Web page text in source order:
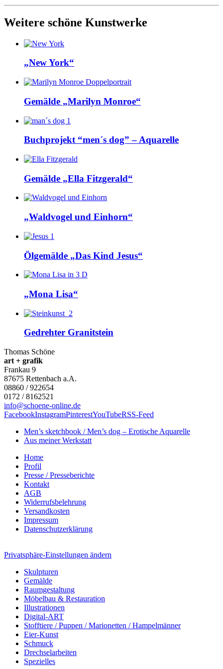
Weitere schöne Kunstwerke
„New York“
Gemälde „Marilyn Monroe“
Buchprojekt “men´s dog” – Aquarelle
Gemälde „Ella Fitzgerald“
„Waldvogel und Einhorn“
Ölgemälde „Das Kind Jesus“
„Mona Lisa“
Gedrehter Granitstein
Thomas Schöne
art + grafik
Frankau 9
87675 Rettenbach a.A.
08860 / 922654
0172 / 8162521
info@schoene-online.de
FacebookInstagramPinterestYouTubeRSS-Feed
Men’s sketchbook / Men’s dog – Erotische Aquarelle
Aus meiner Werkstatt
Home
Profil
Presse / Presseberichte
Kontakt
AGB
Widerrufsbelehrung
Versandkosten
Impressum
Datenschutzerklärung
Privatsphäre-Einstellungen ändern
Skulpturen
Gemälde
Raumgestaltung
Möbelbau & Restauration
Illustrationen
Digital-ART
Stofftiere / Puppen / Marionetten / Hampelmänner
Eier-Kunst
Schmuck
Drechselarbeiten
Spezielles